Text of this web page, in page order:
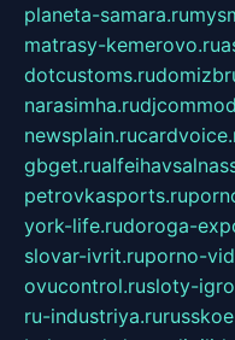
planeta-samara.ru
matrasy-kemerovo.ru
dotcustoms.ru
narasimha.ru
newsplain.ru
gbget.ru
petrovkasports.ru
york-life.rudoroga-
slovar-ivrit.ruporno-
ovucontrol.rusloty-
ru-industriya.ru